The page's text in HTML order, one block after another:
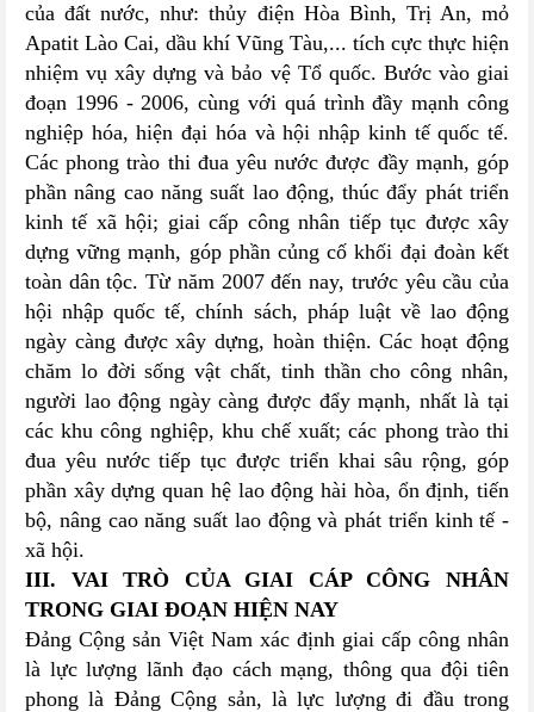
của đất nước, như: thủy điện Hòa Bình, Trị An, mỏ
Apatit Lào Cai, dầu khí Vũng Tàu,... tích cực thực hiện
nhiệm vụ xây dựng và bảo vệ Tổ quốc. Bước vào giai
đoạn 1996 - 2006, cùng với quá trình đầy mạnh công
nghiệp hóa, hiện đại hóa và hội nhập kinh tế quốc tế.
Các phong trào thi đua yêu nước được đầy mạnh, góp
phần nâng cao năng suất lao động, thúc đẩy phát triển
kinh tế xã hội; giai cấp công nhân tiếp tục được xây
dựng vững mạnh, góp phần củng cố khối đại đoàn kết
toàn dân tộc. Từ năm 2007 đến nay, trước yêu cầu của
hội nhập quốc tế, chính sách, pháp luật về lao động
ngày càng được xây dựng, hoàn thiện. Các hoạt động
chăm lo đời sống vật chất, tinh thần cho công nhân,
người lao động ngày càng được đẩy mạnh, nhất là tại
các khu công nghiệp, khu chế xuất; các phong trào thi
đua yêu nước tiếp tục được triển khai sâu rộng, góp
phần xây dựng quan hệ lao động hài hòa, ổn định, tiến
bộ, nâng cao năng suất lao động và phát triển kinh tế -
xã hội.
III. VAI TRÒ CỦA GIAI CÁP CÔNG NHÂN
TRONG GIAI ĐOẠN HIỆN NAY
Đảng Cộng sản Việt Nam xác định giai cấp công nhân
là lực lượng lãnh đạo cách mạng, thông qua đội tiên
phong là Đảng Cộng sản, là lực lượng đi đầu trong